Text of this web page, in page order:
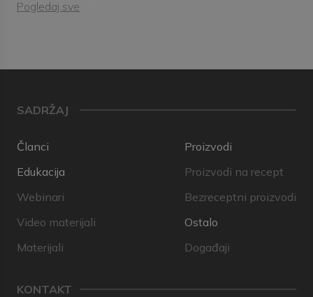
Pogledaj sve
SADRŽAJ
Članci
Edukacija
Webinari
Video materijali
Materijali
Proizvodi
Proizvodi na recept
Bezreceptni proizvodi
Ostalo
Događaji
KONTAKT